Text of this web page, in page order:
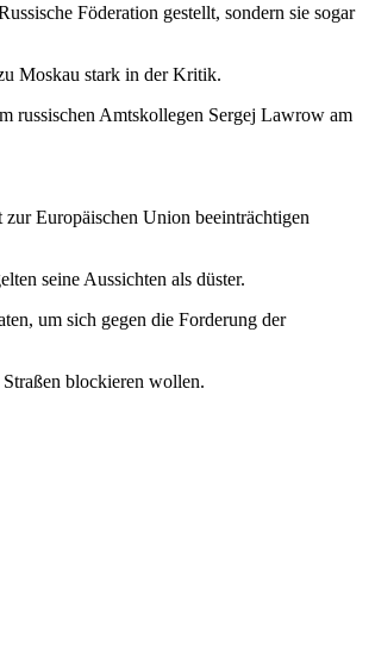
Föderation gestellt, sondern sie sogar
Moskau stark in der Kritik.
russischen Amtskollegen Sergej Lawrow am
Europäischen Union beeinträchtigen
seine Aussichten als düster.
um sich gegen die Forderung der
blockieren wollen.